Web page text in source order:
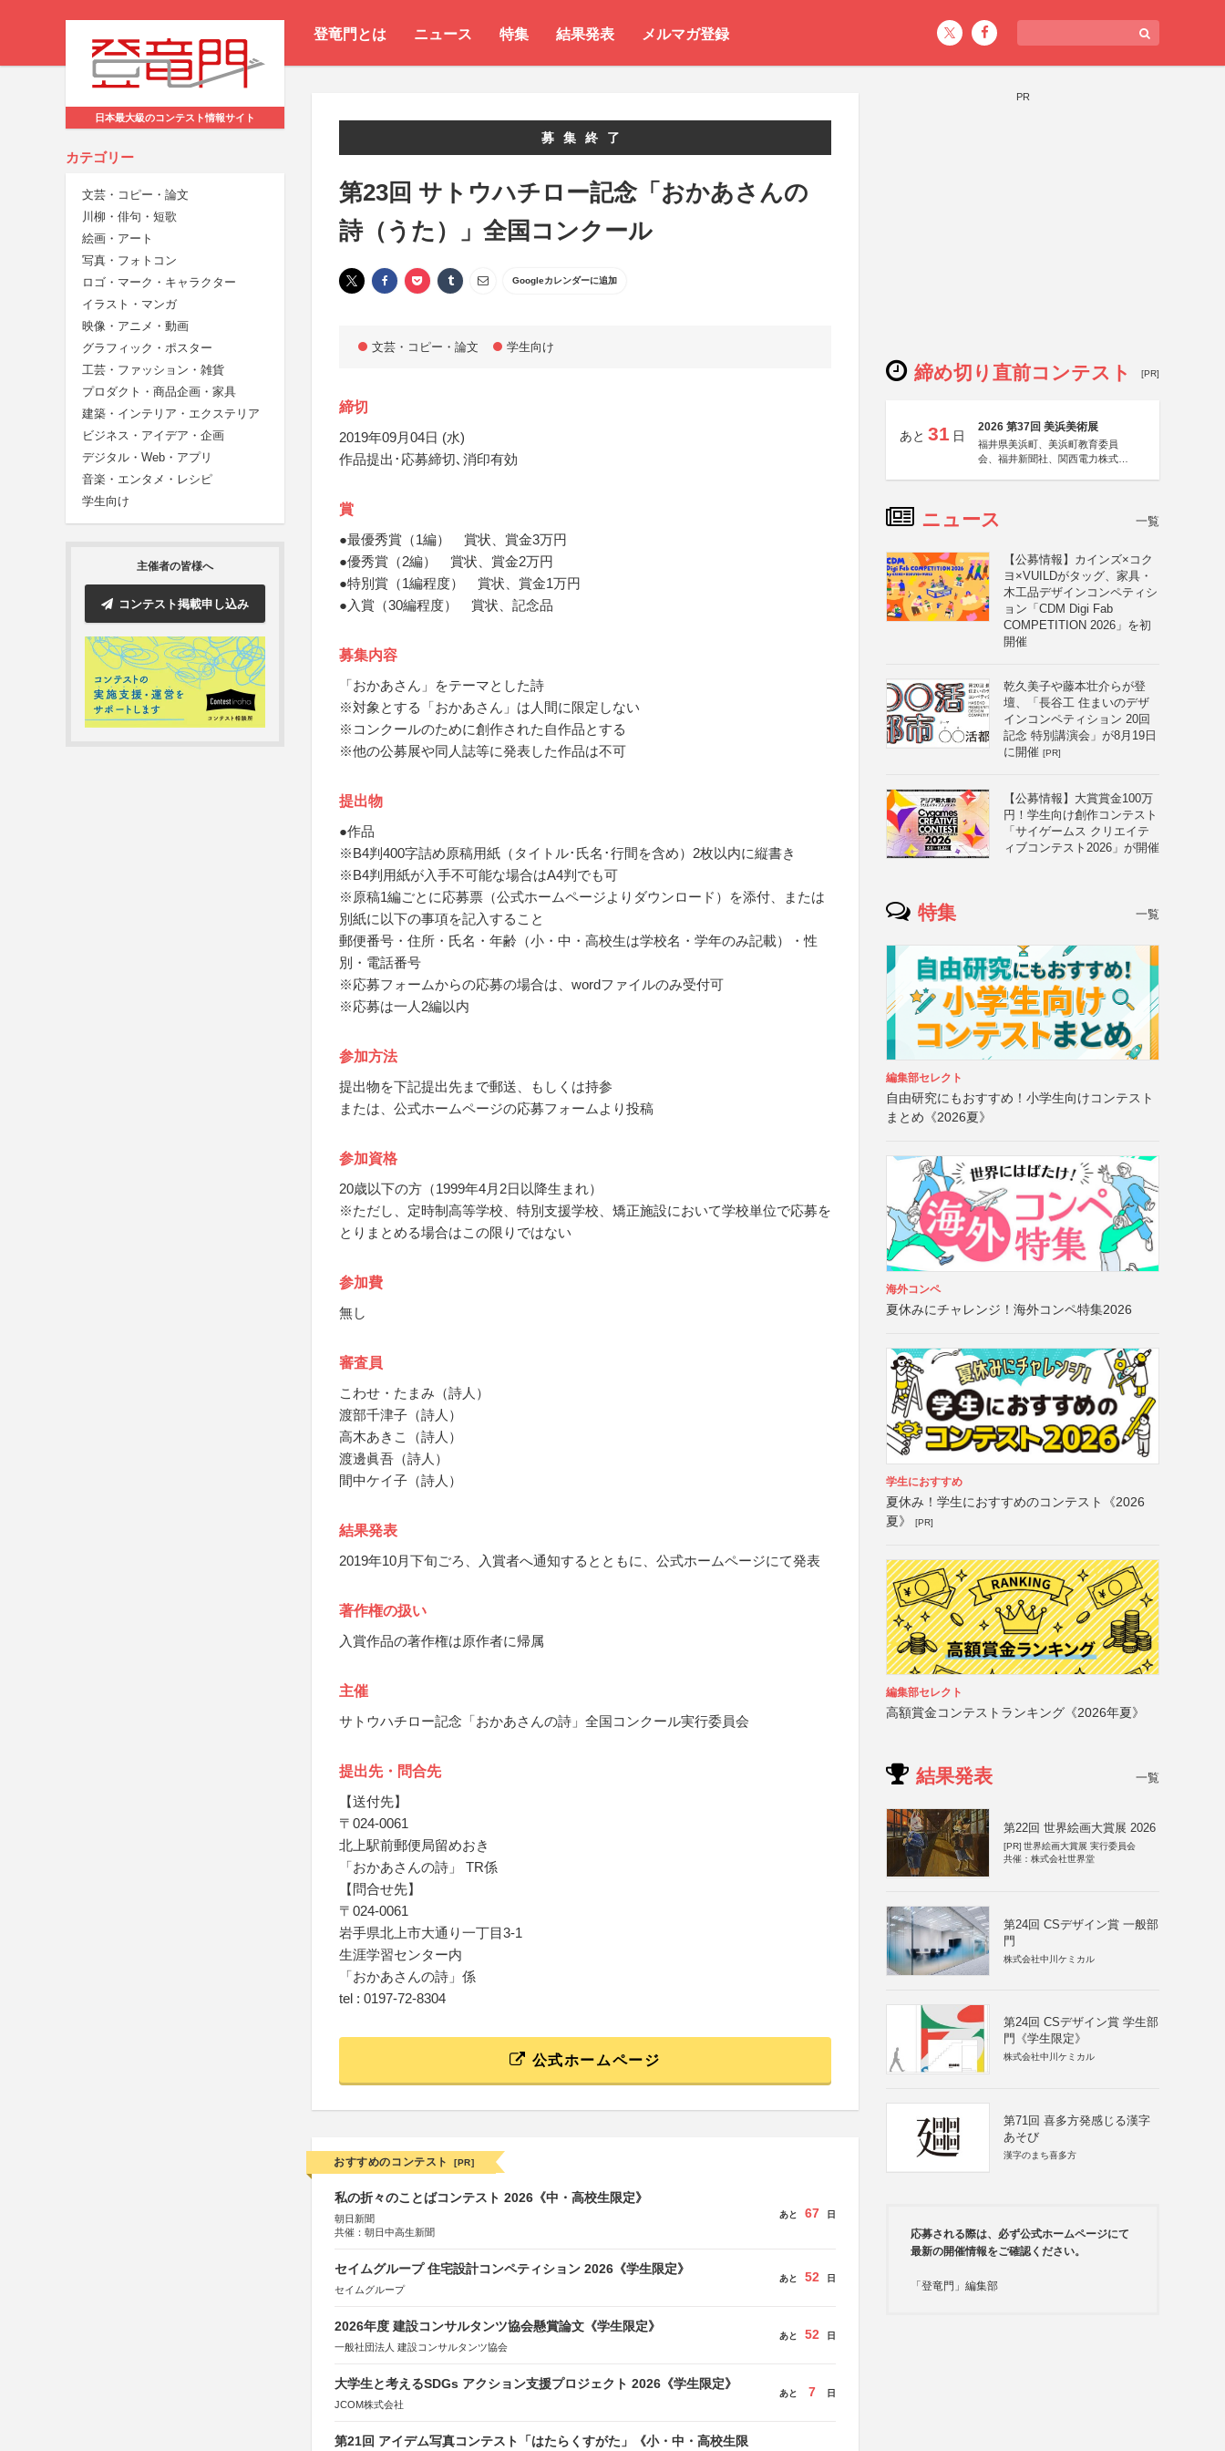
登竜門とは ニュース 特集 結果発表 メルマガ登録
日本最大級のコンテスト情報サイト
カテゴリー
文芸・コピー・論文
川柳・俳句・短歌
絵画・アート
写真・フォトコン
ロゴ・マーク・キャラクター
イラスト・マンガ
映像・アニメ・動画
グラフィック・ポスター
工芸・ファッション・雑貨
プロダクト・商品企画・家具
建築・インテリア・エクステリア
ビジネス・アイデア・企画
デジタル・Web・アプリ
音楽・エンタメ・レシピ
学生向け
主催者の皆様へ
コンテスト掲載申し込み
募集終了
第23回 サトウハチロー記念「おかあさんの
詩（うた）」全国コンクール
Googleカレンダーに追加
文芸・コピー・論文 学生向け
締切
2019年09月04日 (水)
作品提出･応募締切､消印有効
賞
●最優秀賞（1編） 賞状、賞金3万円
●優秀賞（2編） 賞状、賞金2万円
●特別賞（1編程度） 賞状、賞金1万円
●入賞（30編程度） 賞状、記念品
募集内容
「おかあさん」をテーマとした詩
※対象とする「おかあさん」は人間に限定しない
※コンクールのために創作された自作品とする
※他の公募展や同人誌等に発表した作品は不可
提出物
●作品
※B4判400字詰め原稿用紙（タイトル･氏名･行間を含め）2枚以内に縦書き
※B4判用紙が入手不可能な場合はA4判でも可
※原稿1編ごとに応募票（公式ホームページよりダウンロード）を添付、または
別紙に以下の事項を記入すること
郵便番号・住所・氏名・年齢（小・中・高校生は学校名・学年のみ記載）・性
別・電話番号
※応募フォームからの応募の場合は、wordファイルのみ受付可
※応募は一人2編以内
参加方法
提出物を下記提出先まで郵送、もしくは持参
または、公式ホームページの応募フォームより投稿
参加資格
20歳以下の方（1999年4月2日以降生まれ）
※ただし、定時制高等学校、特別支援学校、矯正施設において学校単位で応募を
とりまとめる場合はこの限りではない
参加費
無し
審査員
こわせ・たまみ（詩人）
渡部千津子（詩人）
高木あきこ（詩人）
渡邊眞吾（詩人）
間中ケイ子（詩人）
結果発表
2019年10月下旬ごろ、入賞者へ通知するとともに、公式ホームページにて発表
著作権の扱い
入賞作品の著作権は原作者に帰属
主催
サトウハチロー記念「おかあさんの詩」全国コンクール実行委員会
提出先・問合先
【送付先】
〒024-0061
北上駅前郵便局留めおき
「おかあさんの詩」 TR係
【問合せ先】
〒024-0061
岩手県北上市大通り一丁目3-1
生涯学習センター内
「おかあさんの詩」係
tel : 0197-72-8304
公式ホームページ
おすすめのコンテスト [PR]
私の折々のことばコンテスト 2026《中・高校生限定》
朝日新聞
共催：朝日中高生新聞
あと 67 日
セイムグループ 住宅設計コンペティション 2026《学生限定》
セイムグループ
あと 52 日
2026年度 建設コンサルタンツ協会懸賞論文《学生限定》
一般社団法人 建設コンサルタンツ協会
あと 52 日
大学生と考えるSDGs アクション支援プロジェクト 2026《学生限定》
JCOM株式会社
あと 7 日
第21回 アイデム写真コンテスト「はたらくすがた」《小・中・高校生限
PR
締め切り直前コンテスト [PR]
あと 31 日
2026 第37回 美浜美術展
福井県美浜町、美浜町教育委員
会、福井新聞社、関西電力株式会
ニュース 一覧
【公募情報】カインズ×コク
ヨ×VUILDがタッグ、家具・
木工品デザインコンペティシ
ョン「CDM Digi Fab
COMPETITION 2026」を初
開催
乾久美子や藤本壮介らが登
壇、「長谷工 住まいのデザ
インコンペティション 20回
記念 特別講演会」が8月19日
に開催 [PR]
【公募情報】大賞賞金100万
円！学生向け創作コンテスト
「サイゲームス クリエイテ
ィブコンテスト2026」が開催
特集 一覧
編集部セレクト
自由研究にもおすすめ！小学生向けコンテスト
まとめ《2026夏》
海外コンペ
夏休みにチャレンジ！海外コンペ特集2026
学生におすすめ
夏休み！学生におすすめのコンテスト《2026
夏》
[PR]
編集部セレクト
高額賞金コンテストランキング《2026年夏》
結果発表 一覧
第22回 世界絵画大賞展 2026
[PR] 世界絵画大賞展 実行委員会
共催：株式会社世界堂
第24回 CSデザイン賞 一般部
門
株式会社中川ケミカル
第24回 CSデザイン賞 学生部
門《学生限定》
株式会社中川ケミカル
第71回 喜多方発感じる漢字
あそび
漢字のまち喜多方
応募される際は、必ず公式ホームページにて
最新の開催情報をご確認ください。
「登竜門」編集部